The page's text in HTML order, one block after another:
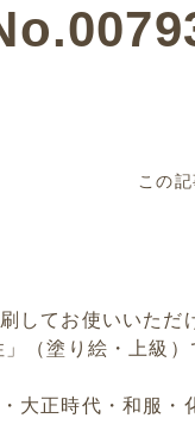
この記
してお使いいただ
（塗り絵・上級）
大正時代・和服・